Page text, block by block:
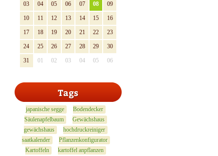
03 04 05 06 07 08 09
10 11 12 13 14 15 16
17 18 19 20 21 22 23
24 25 26 27 28 29 30
31 01 02 03 04 05 06
Tags
japanische segge
Bodendecker
Säulenapfelbaum
Gewächshaus
gewächshaus
hochdruckreiniger
saatkalender
Pflanzenkonfigurator
Kartoffeln
kartoffel anpflanzen